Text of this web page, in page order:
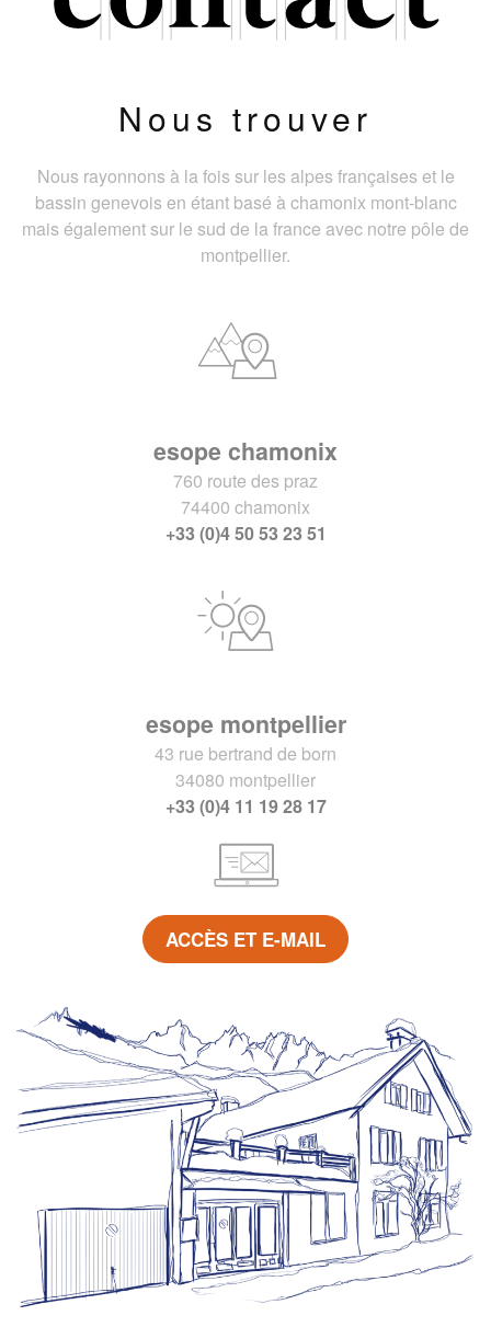
Nous trouver
Nous rayonnons à la fois sur les alpes françaises et le
bassin genevois en étant basé à chamonix mont-blanc
mais également sur le sud de la france avec notre pôle de
montpellier.
esope chamonix
760 route des praz
74400 chamonix
+33 (0)4 50 53 23 51
esope montpellier
43 rue bertrand de born
34080 montpellier
+33 (0)4 11 19 28 17
ACCÈS ET E-MAIL